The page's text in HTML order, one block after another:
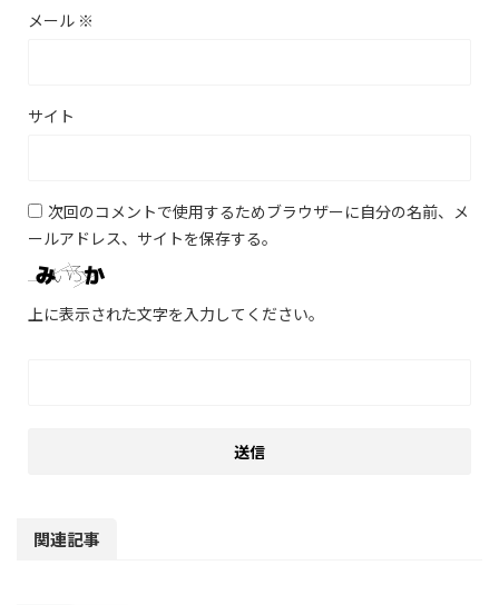
メール ※
サイト
次回のコメントで使用するためブラウザーに自分の名前、メ
ールアドレス、サイトを保存する。
上に表示された文字を入力してください。
関連記事